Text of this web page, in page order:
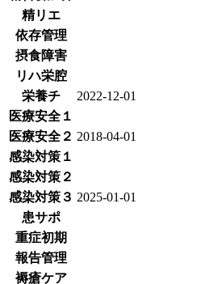
精リエ
依存管理
摂食障害
リハ栄腔
栄養チ
2022-12-01
医療安全１
医療安全２ 2018-04-01
感染対策１
感染対策２
感染対策３ 2025-01-01
患サポ
重症初期
報告管理
褥瘡ケア